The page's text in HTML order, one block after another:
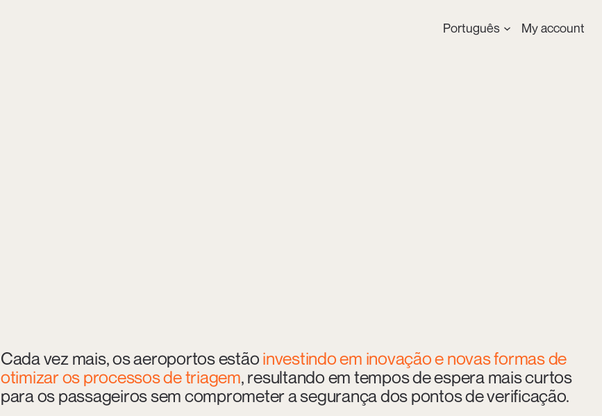
Português My account
Cada vez mais, os aeroportos estão investindo em inovação e novas formas de
otimizar os processos de triagem, resultando em tempos de espera mais curtos
para os passageiros sem comprometer a segurança dos pontos de verificação.